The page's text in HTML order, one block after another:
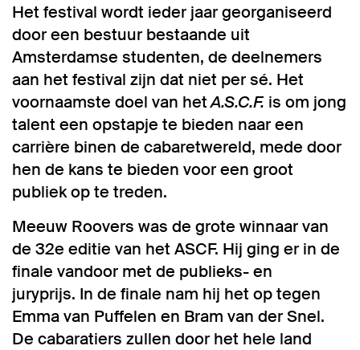
Het festival wordt ieder jaar georganiseerd
door een bestuur bestaande uit
Amsterdamse studenten, de deelnemers
aan het festival zijn dat niet per sé. Het
voornaamste doel van hetA.S.C.F. is om jong
talent een opstapje te bieden naar een
carrière binen de cabaretwereld, mede door
hen de kans te bieden voor een groot
publiek op te treden.
Meeuw Roovers was de grote winnaar van
de 32e editie van het ASCF. Hij ging er in de
finale vandoor met de publieks- en
juryprijs. In de finale nam hij het op tegen
Emma van Puffelen en Bram van der Snel.
De cabaratiers zullen door het hele land